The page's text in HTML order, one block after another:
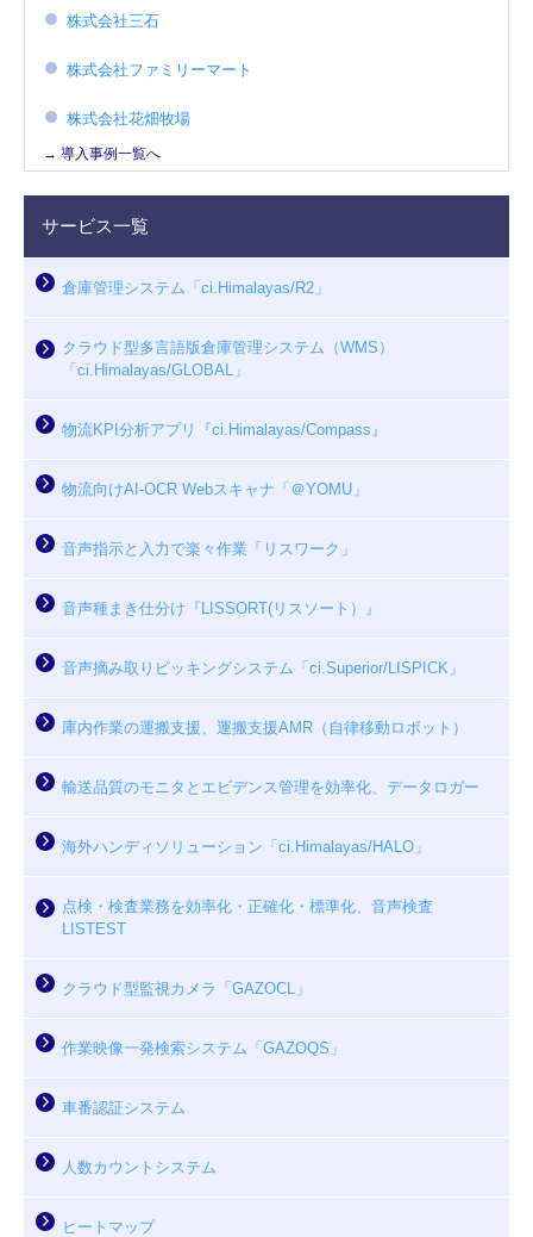
株式会社三石
株式会社ファミリーマート
株式会社花畑牧場
→ 導入事例一覧へ
サービス一覧
倉庫管理システム「ci.Himalayas/R2」
クラウド型多言語版倉庫管理システム（WMS）
「ci.Himalayas/GLOBAL」
物流KPI分析アプリ『ci.Himalayas/Compass』
物流向けAI-OCR Webスキャナ「＠YOMU」
音声指示と入力で楽々作業「リスワーク」
音声種まき仕分け『LISSORT(リスソート）』
音声摘み取りピッキングシステム「ci.Superior/LISPICK」
庫内作業の運搬支援、運搬支援AMR（自律移動ロボット）
輸送品質のモニタとエビデンス管理を効率化、データロガー
海外ハンディソリューション「ci.Himalayas/HALO」
点検・検査業務を効率化・正確化・標準化、音声検査
LISTEST
クラウド型監視カメラ「GAZOCL」
作業映像一発検索システム「GAZOQS」
車番認証システム
人数カウントシステム
ヒートマップ